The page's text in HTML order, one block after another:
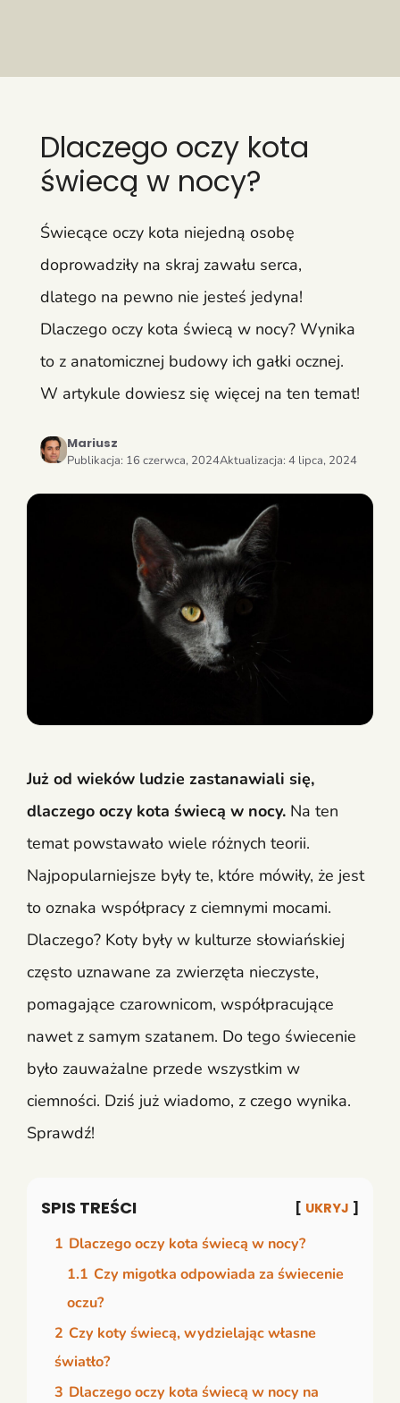
Dlaczego oczy kota
świecą w nocy?
Świecące oczy kota niejedną osobę
doprowadziły na skraj zawału serca,
dlatego na pewno nie jesteś jedyna!
Dlaczego oczy kota świecą w nocy? Wynika
to z anatomicznej budowy ich gałki ocznej.
W artykule dowiesz się więcej na ten temat!
Mariusz
Publikacja: 16 czerwca, 2024Aktualizacja: 4 lipca, 2024
Już od wieków ludzie zastanawiali się,
dlaczego oczy kota świecą w nocy. Na ten
temat powstawało wiele różnych teorii.
Najpopularniejsze były te, które mówiły, że jest
to oznaka współpracy z ciemnymi mocami.
Dlaczego? Koty były w kulturze słowiańskiej
często uznawane za zwierzęta nieczyste,
pomagające czarownicom, współpracujące
nawet z samym szatanem. Do tego świecenie
było zauważalne przede wszystkim w
ciemności. Dziś już wiadomo, z czego wynika.
Sprawdź!
SPIS TREŚCI UKRYJ
1 Dlaczego oczy kota świecą w nocy?
1.1 Czy migotka odpowiada za świecenie
oczu?
2 Czy koty świecą, wydzielając własne
światło?
3 Dlaczego oczy kota świecą w nocy na